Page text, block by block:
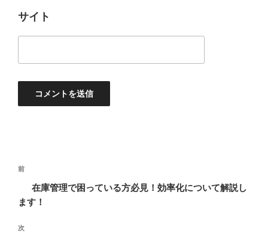
サイト
ナ
過
の
稿
前
在庫管理で困っている方必見！効率化について解説し
ます！
次
次